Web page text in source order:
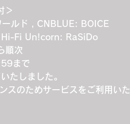
＞
ルド , CNBLUE: BOICE
Fi Un!corn: RaSiDo
順次
まで
たしました。
のためサービスをご利用いた